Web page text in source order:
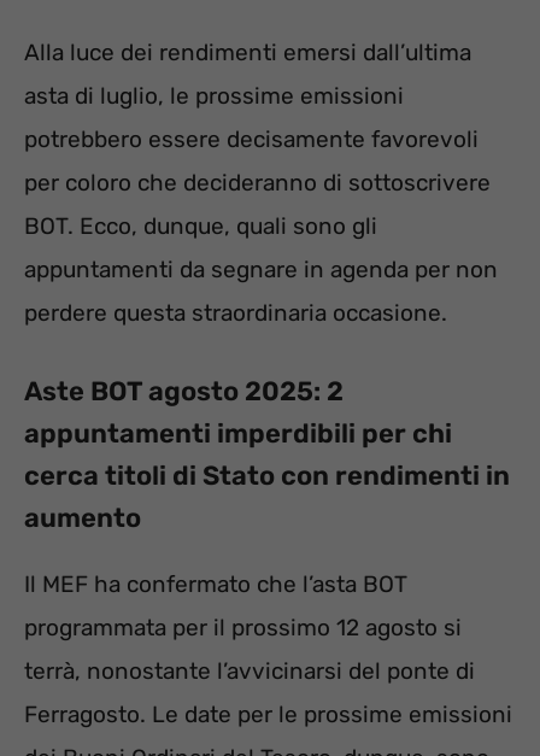
Alla luce dei rendimenti emersi dall’ultima
asta di luglio, le prossime emissioni
potrebbero essere decisamente favorevoli
per coloro che decideranno di sottoscrivere
BOT. Ecco, dunque, quali sono gli
appuntamenti da segnare in agenda per non
perdere questa straordinaria occasione.
Aste BOT agosto 2025: 2
appuntamenti imperdibili per chi
cerca titoli di Stato con rendimenti in
aumento
Il MEF ha confermato che l’asta BOT
programmata per il prossimo 12 agosto si
terrà, nonostante l’avvicinarsi del ponte di
Ferragosto. Le date per le prossime emissioni